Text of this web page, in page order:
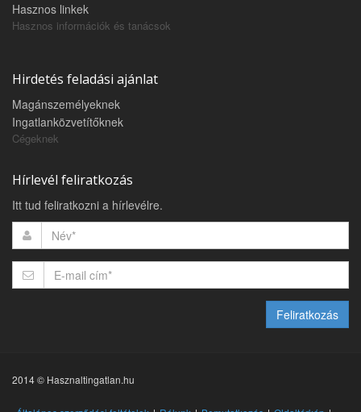
Hasznos linkek
Hasznos információk és tanácsok
Hirdetés feladási ajánlat
Magánszemélyeknek
Ingatlanközvetítőknek
Cégeknek
Hírlevél feliratkozás
Itt tud feliratkozni a hírlevélre.
Feliratkozás
2014 © Hasznaltingatlan.hu